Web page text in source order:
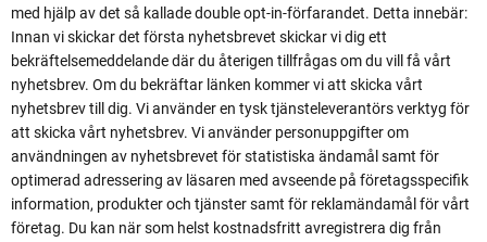
med hjälp av det så kallade double opt-in-förfarandet. Detta innebär:
Innan vi skickar det första nyhetsbrevet skickar vi dig ett
bekräftelsemeddelande där du återigen tillfrågas om du vill få vårt
nyhetsbrev. Om du bekräftar länken kommer vi att skicka vårt
nyhetsbrev till dig. Vi använder en tysk tjänsteleverantörs verktyg för
att skicka vårt nyhetsbrev. Vi använder personuppgifter om
användningen av nyhetsbrevet för statistiska ändamål samt för
optimerad adressering av läsaren med avseende på företagsspecifik
information, produkter och tjänster samt för reklamändamål för vårt
företag. Du kan när som helst kostnadsfritt avregistrera dig från